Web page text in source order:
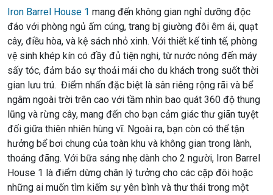
Iron Barrel House 1 mang đến không gian nghỉ dưỡng độc
đáo với phòng ngủ ấm cúng, trang bị giường đôi êm ái, quạt
cây, điều hòa, và kệ sách nhỏ xinh. Với thiết kế tinh tế, phòng
vệ sinh khép kín có đầy đủ tiện nghi, từ nước nóng đến máy
sấy tóc, đảm bảo sự thoải mái cho du khách trong suốt thời
gian lưu trú. Điểm nhấn đặc biệt là sân riêng rộng rãi và bể
ngâm ngoài trời trên cao với tầm nhìn bao quát 360 độ thung
lũng và rừng cây, mang đến cho bạn cảm giác thư giãn tuyệt
đối giữa thiên nhiên hùng vĩ. Ngoài ra, bạn còn có thể tận
hưởng bể bơi chung của toàn khu và không gian trong lành,
thoáng đãng. Với bữa sáng nhẹ dành cho 2 người, Iron Barrel
House 1 là điểm dừng chân lý tưởng cho các cặp đôi hoặc
những ai muốn tìm kiếm sự yên bình và thư thái trong một